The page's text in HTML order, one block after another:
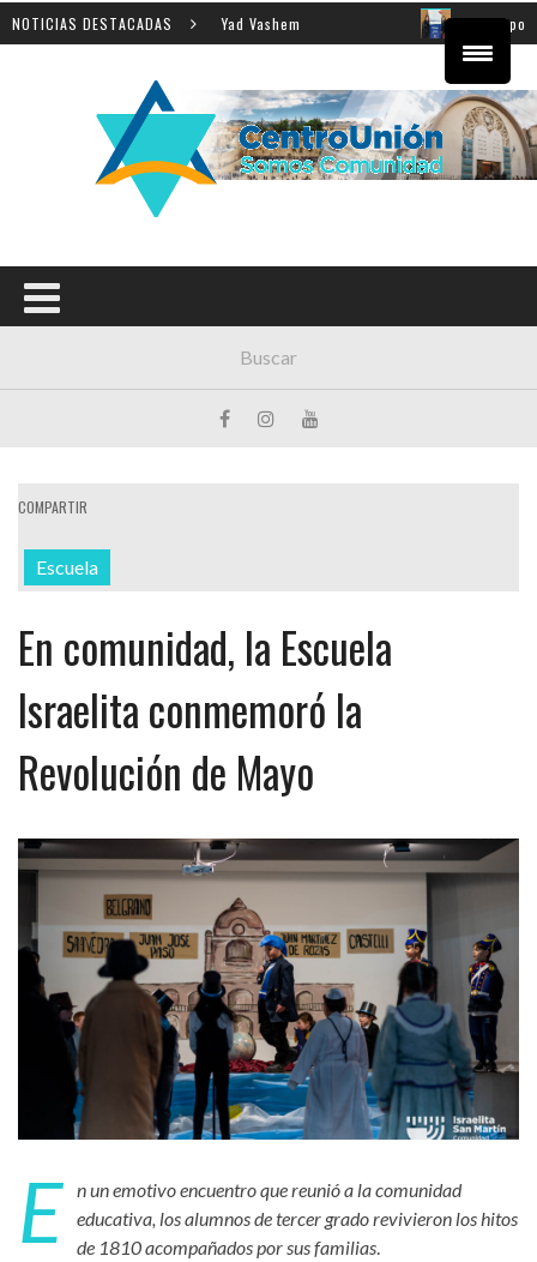
NOTICIAS DESTACADAS
de la Shoá en Yad Vashem El equipo directivo
COMPARTIR
Escuela
En comunidad, la Escuela
Israelita conmemoró la
Revolución de Mayo
E
n un emotivo encuentro que reunió a la comunidad
educativa, los alumnos de tercer grado revivieron los hitos
de 1810 acompañados por sus familias